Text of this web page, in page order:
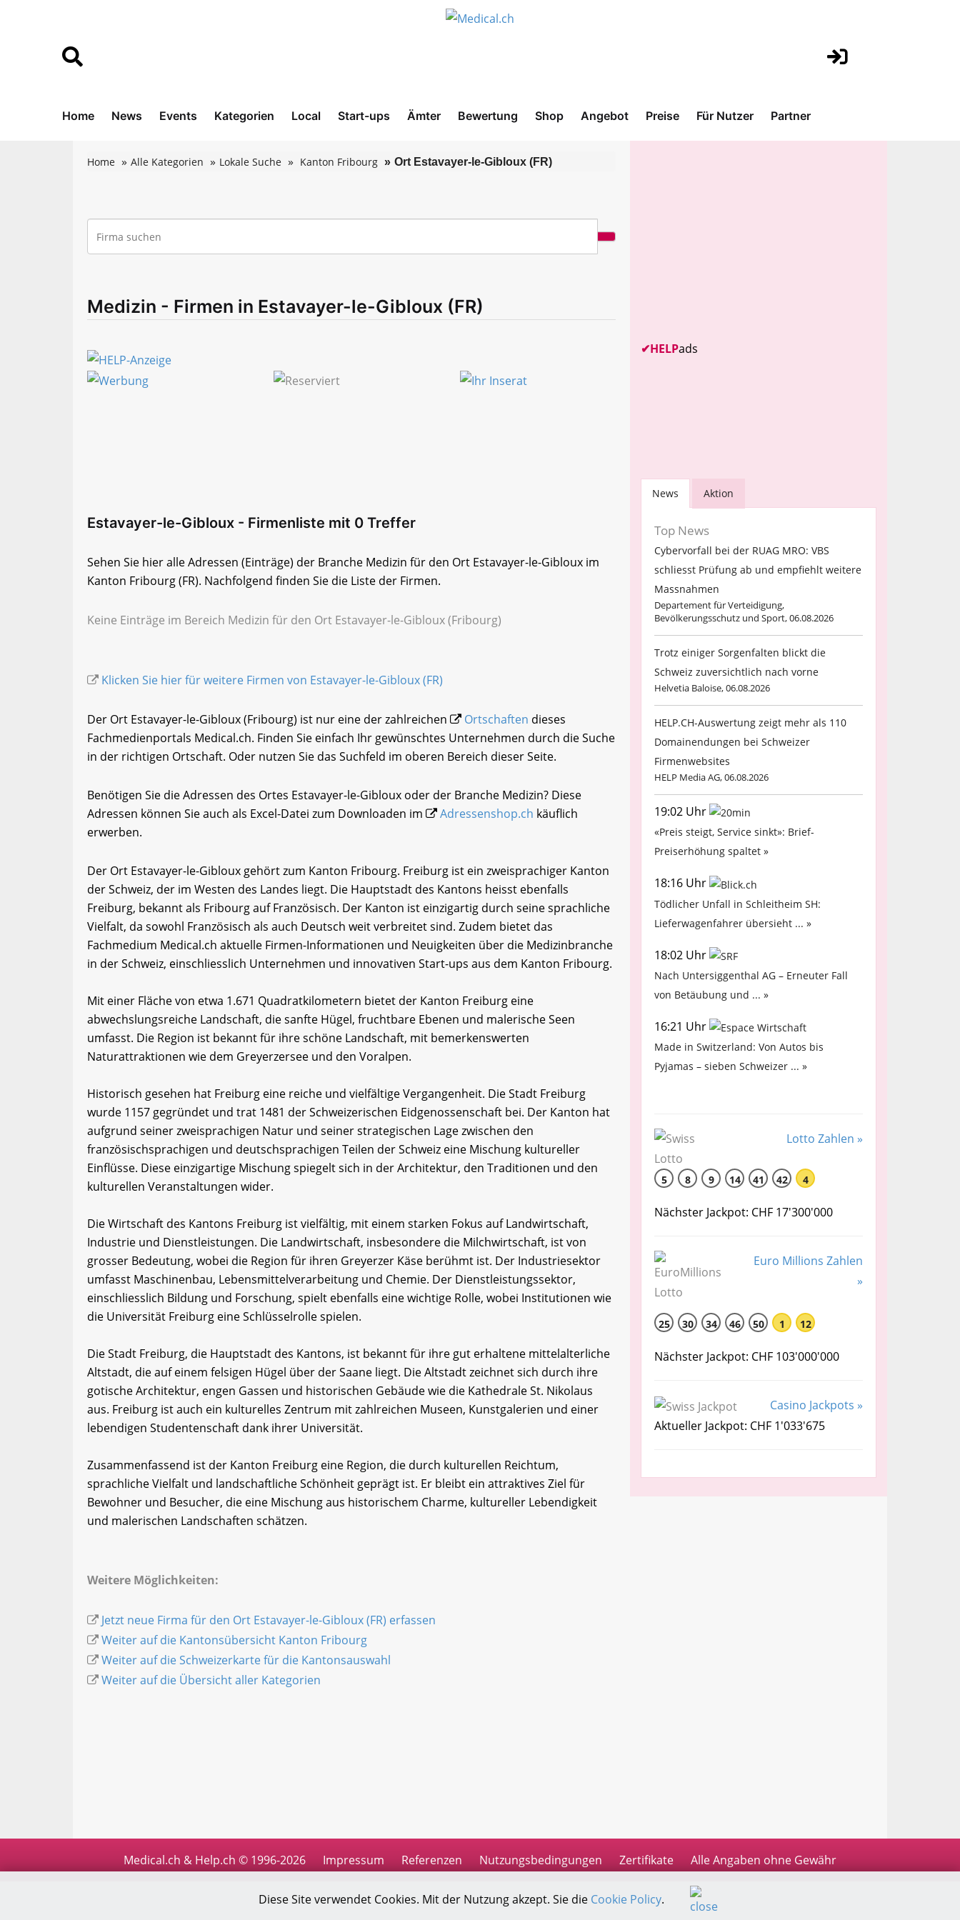
Home News Events Kategorien Local Start-ups Ämter Bewertung Shop Angebot Preise Für Nutzer Partner
Home Alle Kategorien Lokale Suche Kanton Fribourg Ort Estavayer-le-Gibloux (FR)
Medizin - Firmen in Estavayer-le-Gibloux (FR)
Estavayer-le-Gibloux - Firmenliste mit 0 Treffer
Sehen Sie hier alle Adressen (Einträge) der Branche Medizin für den Ort Estavayer-le-Gibloux im
Kanton Fribourg (FR). Nachfolgend finden Sie die Liste der Firmen.
Keine Einträge im Bereich Medizin für den Ort Estavayer-le-Gibloux (Fribourg)
Klicken Sie hier für weitere Firmen von Estavayer-le-Gibloux (FR)
Der Ort Estavayer-le-Gibloux (Fribourg) ist nur eine der zahlreichen Ortschaften dieses
Fachmedienportals Medical.ch. Finden Sie einfach Ihr gewünschtes Unternehmen durch die Suche
in der richtigen Ortschaft. Oder nutzen Sie das Suchfeld im oberen Bereich dieser Seite.
Benötigen Sie die Adressen des Ortes Estavayer-le-Gibloux oder der Branche Medizin? Diese
Adressen können Sie auch als Excel-Datei zum Downloaden im
Adressenshop.ch käuflich
erwerben.
Der Ort Estavayer-le-Gibloux gehört zum Kanton Fribourg. Freiburg ist ein zweisprachiger Kanton
der Schweiz, der im Westen des Landes liegt. Die Hauptstadt des Kantons heisst ebenfalls
Freiburg, bekannt als Fribourg auf Französisch. Der Kanton ist einzigartig durch seine sprachliche
Vielfalt, da sowohl Französisch als auch Deutsch weit verbreitet sind. Zudem bietet das
Fachmedium Medical.ch aktuelle Firmen-Informationen und Neuigkeiten über die Medizinbranche
in der Schweiz, einschliesslich Unternehmen und innovativen Start-ups aus dem Kanton Fribourg.
Mit einer Fläche von etwa 1.671 Quadratkilometern bietet der Kanton Freiburg eine
abwechslungsreiche Landschaft, die sanfte Hügel, fruchtbare Ebenen und malerische Seen
umfasst. Die Region ist bekannt für ihre schöne Landschaft, mit bemerkenswerten
Naturattraktionen wie dem Greyerzersee und den Voralpen.
Historisch gesehen hat Freiburg eine reiche und vielfältige Vergangenheit. Die Stadt Freiburg
wurde 1157 gegründet und trat 1481 der Schweizerischen Eidgenossenschaft bei. Der Kanton hat
aufgrund seiner zweisprachigen Natur und seiner strategischen Lage zwischen den
französischsprachigen und deutschsprachigen Teilen der Schweiz eine Mischung kultureller
Einflüsse. Diese einzigartige Mischung spiegelt sich in der Architektur, den Traditionen und den
kulturellen Veranstaltungen wider.
Die Wirtschaft des Kantons Freiburg ist vielfältig, mit einem starken Fokus auf Landwirtschaft,
Industrie und Dienstleistungen. Die Landwirtschaft, insbesondere die Milchwirtschaft, ist von
grosser Bedeutung, wobei die Region für ihren Greyerzer Käse berühmt ist. Der Industriesektor
umfasst Maschinenbau, Lebensmittelverarbeitung und Chemie. Der Dienstleistungssektor,
einschliesslich Bildung und Forschung, spielt ebenfalls eine wichtige Rolle, wobei Institutionen wie
die Universität Freiburg eine Schlüsselrolle spielen.
Die Stadt Freiburg, die Hauptstadt des Kantons, ist bekannt für ihre gut erhaltene mittelalterliche
Altstadt, die auf einem felsigen Hügel über der Saane liegt. Die Altstadt zeichnet sich durch ihre
gotische Architektur, engen Gassen und historischen Gebäude wie die Kathedrale St. Nikolaus
aus. Freiburg ist auch ein kulturelles Zentrum mit zahlreichen Museen, Kunstgalerien und einer
lebendigen Studentenschaft dank ihrer Universität.
Zusammenfassend ist der Kanton Freiburg eine Region, die durch kulturellen Reichtum,
sprachliche Vielfalt und landschaftliche Schönheit geprägt ist. Er bleibt ein attraktives Ziel für
Bewohner und Besucher, die eine Mischung aus historischem Charme, kultureller Lebendigkeit
und malerischen Landschaften schätzen.
Weitere Möglichkeiten:
Jetzt neue Firma für den Ort Estavayer-le-Gibloux (FR) erfassen
Weiter auf die Kantonsübersicht Kanton Fribourg
Weiter auf die Schweizerkarte für die Kantonsauswahl
Weiter auf die Übersicht aller Kategorien
✔HELPads
News Aktion
Top News
Cybervorfall bei der RUAG MRO: VBS
schliesst Prüfung ab und empfiehlt weitere
Massnahmen
Departement für Verteidigung,
Bevölkerungsschutz und Sport, 06.08.2026
Trotz einiger Sorgenfalten blickt die
Schweiz zuversichtlich nach vorne
Helvetia Baloise, 06.08.2026
HELP.CH-Auswertung zeigt mehr als 110
Domainendungen bei Schweizer
Firmenwebsites
HELP Media AG, 06.08.2026
19:02 Uhr
«Preis steigt, Service sinkt»: Brief-
Preiserhöhung spaltet »
18:16 Uhr
Tödlicher Unfall in Schleitheim SH:
Lieferwagenfahrer übersieht ... »
18:02 Uhr
Nach Untersiggenthal AG – Erneuter Fall
von Betäubung und ... »
16:21 Uhr
Made in Switzerland: Von Autos bis
Pyjamas – sieben Schweizer ... »
Lotto Zahlen »
5 8 9 14 41 42 4
Nächster Jackpot: CHF 17'300'000
Euro Millions Zahlen
»
25 30 34 46 50 1 12
Nächster Jackpot: CHF 103'000'000
Casino Jackpots »
Aktueller Jackpot: CHF 1'033'675
Medical.ch & Help.ch © 1996-2026 Impressum Referenzen Nutzungsbedingungen Zertifikate Alle Angaben ohne Gewähr
Diese Site verwendet Cookies. Mit der Nutzung akzept. Sie die Cookie Policy.